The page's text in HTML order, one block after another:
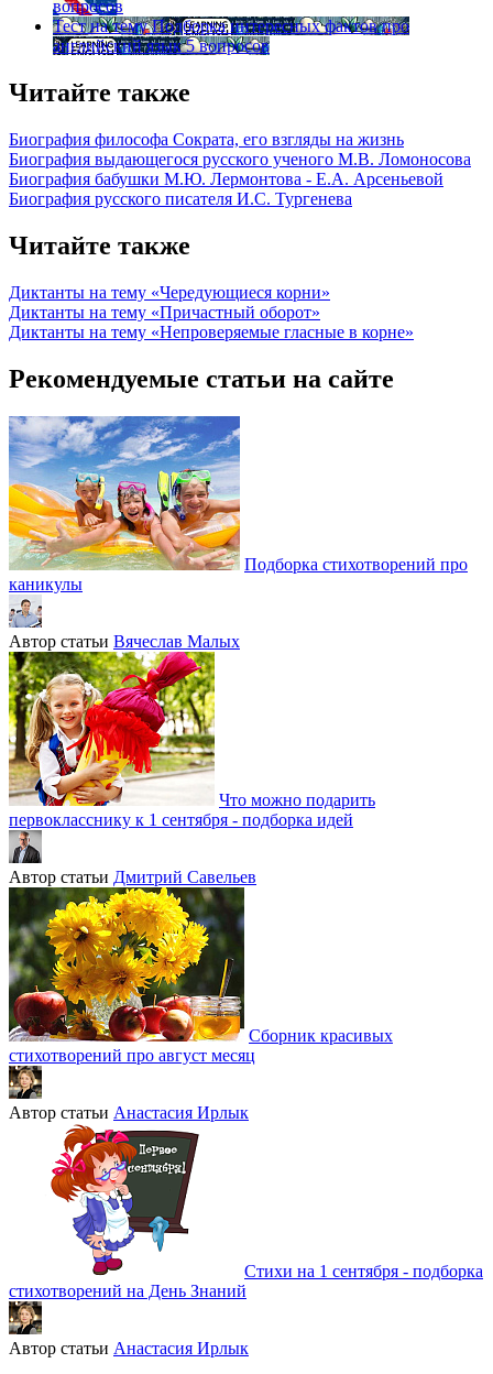
вопросов
Тест на тему Подборка интересных фактов про
английский язык 5 вопросов
Читайте также
Биография философа Сократа, его взгляды на жизнь
Биография выдающегося русского ученого М.В. Ломоносова
Биография бабушки М.Ю. Лермонтова - Е.А. Арсеньевой
Биография русского писателя И.С. Тургенева
Читайте также
Диктанты на тему «Чередующиеся корни»
Диктанты на тему «Причастный оборот»
Диктанты на тему «Непроверяемые гласные в корне»
Рекомендуемые статьи на сайте
Подборка стихотворений про
каникулы
Автор статьи Вячеслав Малых
Что можно подарить
первокласснику к 1 сентября - подборка идей
Автор статьи Дмитрий Савельев
Сборник красивых
стихотворений про август месяц
Автор статьи Анастасия Ирлык
Стихи на 1 сентября - подборка
стихотворений на День Знаний
Автор статьи Анастасия Ирлык